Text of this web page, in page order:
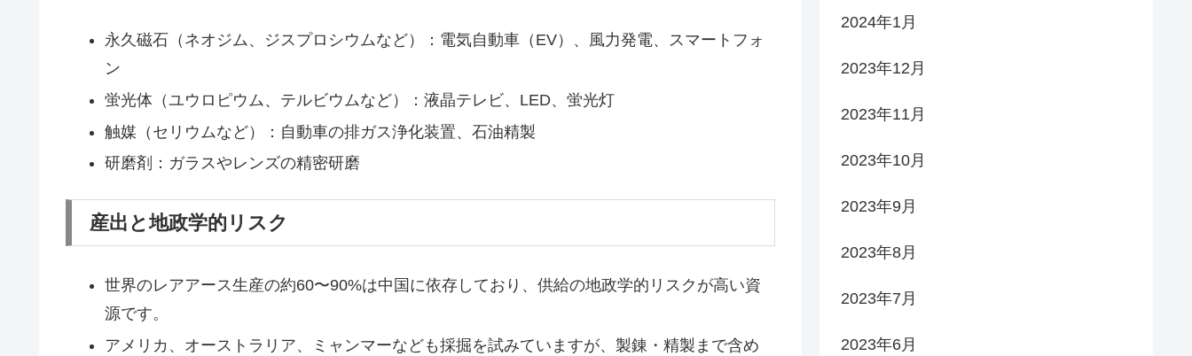
永久磁石（ネオジム、ジスプロシウムなど）：電気自動車（EV）、風力発電、スマートフォ
ン
蛍光体（ユウロピウム、テルビウムなど）：液晶テレビ、LED、蛍光灯
触媒（セリウムなど）：自動車の排ガス浄化装置、石油精製
研磨剤：ガラスやレンズの精密研磨
産出と地政学的リスク
世界のレアアース生産の約60〜90%は中国に依存しており、供給の地政学的リスクが高い資
源です。
アメリカ、オーストラリア、ミャンマーなども採掘を試みていますが、製錬・精製まで含め
2024年1月
2023年12月
2023年11月
2023年10月
2023年9月
2023年8月
2023年7月
2023年6月